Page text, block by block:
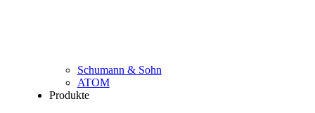
Schumann & Sohn
ATOM
Produkte